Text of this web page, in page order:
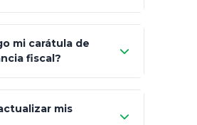
mi carátula de
fiscal?
> "Documentos"
mis